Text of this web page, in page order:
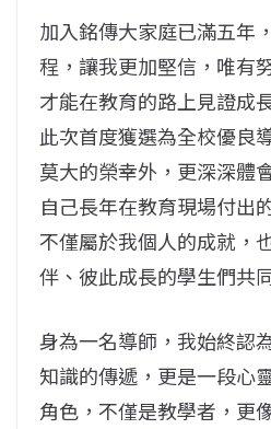
加入銘傳大家庭已滿五年
程，讓我更加堅信，唯有
才能在教育的路上見證成
此次首度獲選為全校優良
莫大的榮幸外，更深深體
自己長年在教育現場付出
不僅屬於我個人的成就，
伴、彼此成長的學生們共
身為一名導師，我始終認
知識的傳遞，更是一段心
角色，不僅是教學者，更